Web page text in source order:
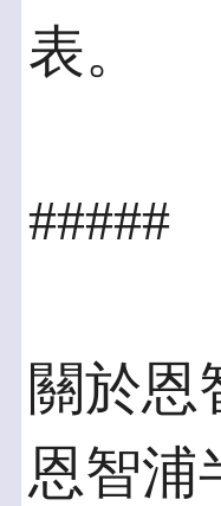
表。
#####
關於恩
恩智浦